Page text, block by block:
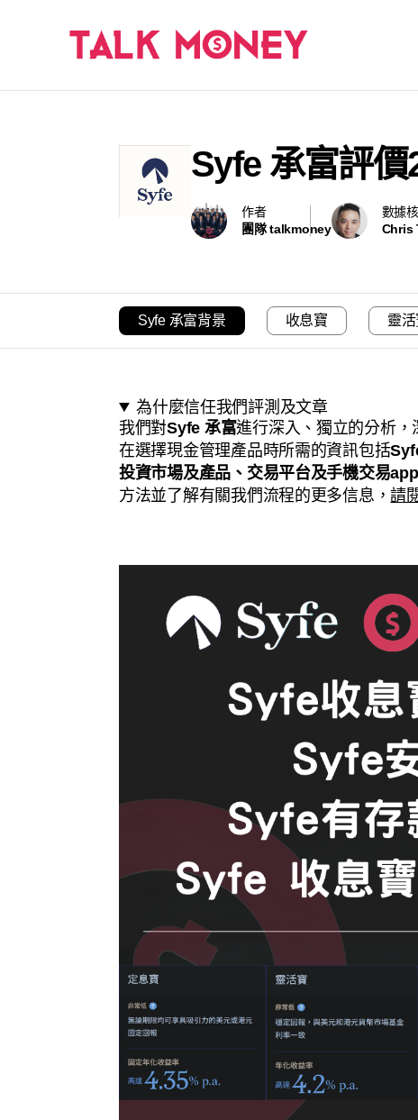
Syfe 承富評
作者
團隊 talkmoney
數據
Chris
Syfe 承富背景 收息寶 靈活
為什麼信任我們評測及文章
我們對Syfe 承富進行深入、獨立的分析
在選擇現金管理產品時所需的資訊包括
投資市場及產品、交易平台及手機交易
方法並了解有關我們流程的更多信息，請